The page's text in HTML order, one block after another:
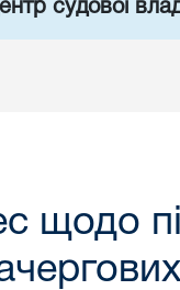
судової
щодо